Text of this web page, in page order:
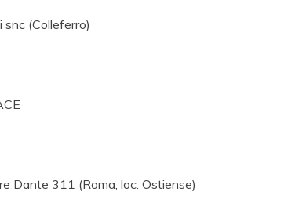
snc (Colleferro)
Dante 311 (Roma, loc. Ostiense)